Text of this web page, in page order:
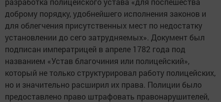
доброму порядку, удобнейшего исполнения законов и
для облегчения присутственных мест по недостатку
установлении до сего затрудняемых». Документ был
подписан императрицей в апреле 1782 года под
названием «Устав благочиния или полицейский»,
который не только структурировал работу полицейских,
но и значительно расширил их права. Полиции было
предоставлено право штрафовать правонарушителей,